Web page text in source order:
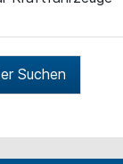
Suchen